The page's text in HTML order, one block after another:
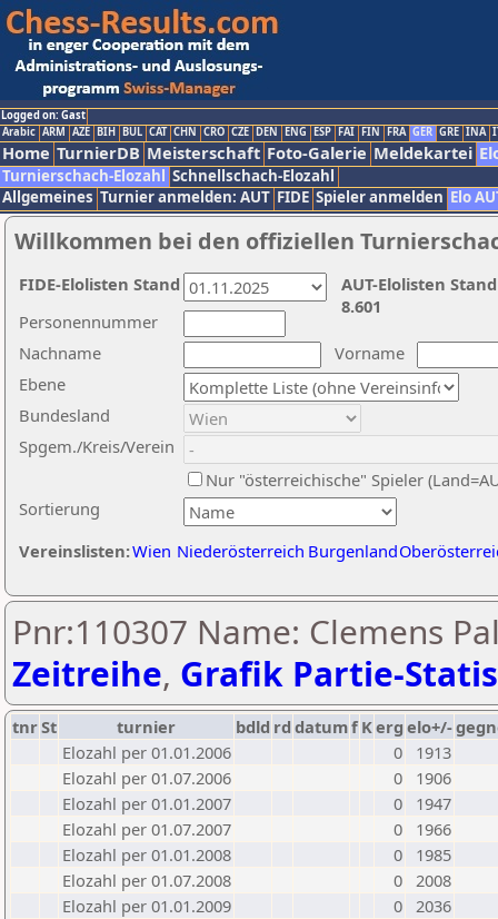
Logged on: Gast
Arabic ARM AZE BIH BUL CAT CHN CRO CZE DEN ENG ESP FAI FIN FRA GER GRE INA
Home TurnierDB Meisterschaft Foto-Galerie Meldekartei
Turnierschach-Elozahl Schnellschach-Elozahl
Allgemeines Turnier anmelden: AUT FIDE Spieler anmelden Elo
Willkommen bei den offiziellen
Nachname
Vorname
Ebene
Sortierung
Personennummer
Bundesland
Spgem./Kreis/Verein
Nur "österreichische" Spieler
Vereinslisten:Wien Niederösterreich Burgenland
AUT-Elolisten
8.601
FIDE-Elolisten Stand
Pnr:110307 Name: Clemens
Zeitreihe, Grafik Partie-
tnrSt turnier bdld rd datumf Kerg elo+/-
Elozahl per 01.01.2006
0
1913
Elozahl per 01.07.2006
0
1906
Elozahl per 01.01.2007
0
1947
Elozahl per 01.07.2007
0
1966
Elozahl per 01.01.2008
0
1985
Elozahl per 01.07.2008
0 2008
Elozahl per 01.01.2009
0 2036